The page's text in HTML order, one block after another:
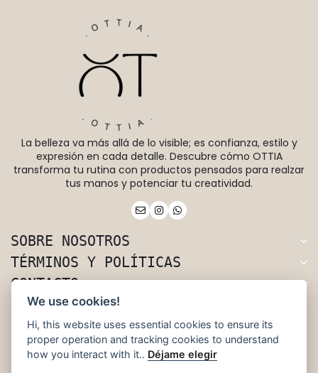
La belleza va más allá de lo visible; es confianza, estilo y
expresión en cada detalle. Descubre cómo OTTIA
transforma tu rutina con productos pensados para realzar
tus manos y potenciar tu creatividad.
SOBRE NOSOTROS
TÉRMINOS Y POLÍTICAS
CONTACTO
Rivera 66, Uruguay.
+598 96 832 656
ottia.nails@gmail.com
We use cookies!
Hi, this website uses essential cookies to ensure its
proper operation and tracking cookies to understand
how you interact with it.. Déjame elegir